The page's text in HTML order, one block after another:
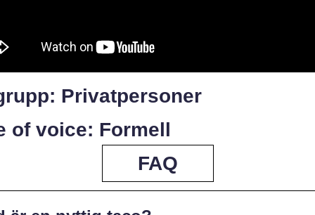
Privatpersoner
of voice: Formell
FAQ